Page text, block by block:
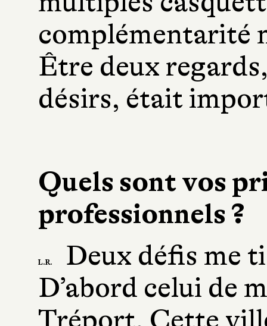
complémentarité
Être deux
désirs, était
Quels sont vos
professionnels ?
L.R.
Deux défis me
D’abord celui de